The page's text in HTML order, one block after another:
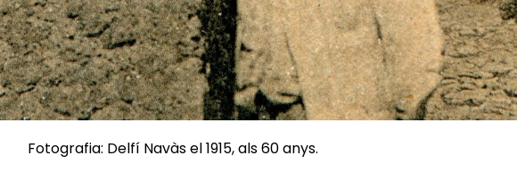
Fotografia: Delfí Navàs el 1915, als 60 anys.